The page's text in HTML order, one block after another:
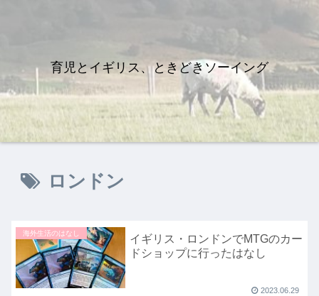
育児とイギリス、ときどきソーイング
ロンドン
海外生活のはなし
イギリス・ロンドンでMTGのカー
ドショップに行ったはなし
2023.06.29